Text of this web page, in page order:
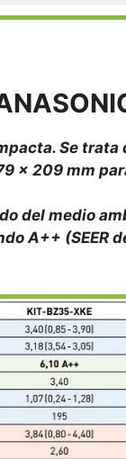
Se trata
x 209 mm
del medio
A++ (SEER